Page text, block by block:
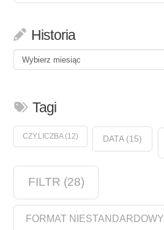
Historia
Historia
Tagi
CZY.LICZBA(12) DATA(15)
FILTR (28)
FORMAT NIESTANDARDOWY